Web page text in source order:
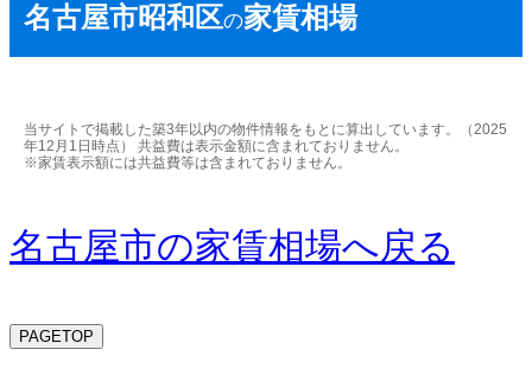
名古屋市昭和区の家賃相場
当サイトで掲載した築3年以内の物件情報をもとに算出しています。（2025
年12月1日時点） 共益費は表示金額に含まれておりません。
※家賃表示額には共益費等は含まれておりません。
名古屋市の家賃相場へ戻る
PAGETOP